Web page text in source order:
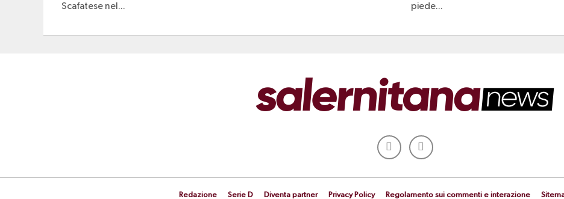
Scafatese nel...
piede...
Redazione Serie D Diventa partner Privacy Policy Regolamento sui commenti e interazione